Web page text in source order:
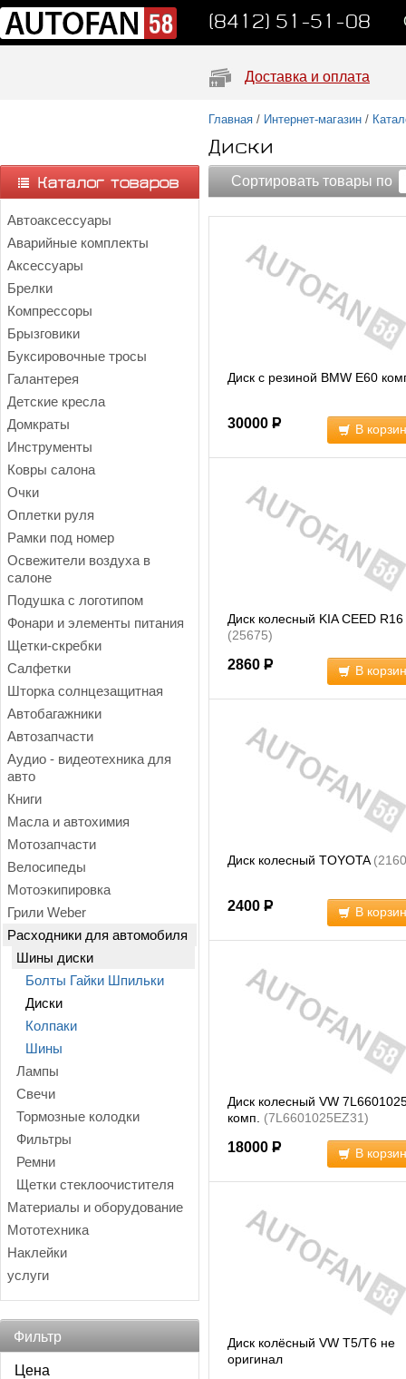
(8412) 51-51-08
Доставка и оплата
Автоаксессуары
Аварийные комплекты
Аксессуары
Брелки
Компрессоры
Брызговики
Буксировочные тросы
Галантерея
Детские кресла
Домкраты
Инструменты
Ковры салона
Очки
Оплетки руля
Рамки под номер
Освежители воздуха в
салоне
Подушка с логотипом
Фонари и элементы питания
Щетки-скребки
Салфетки
Шторка солнцезащитная
Автобагажники
Автозапчасти
Аудио - видеотехника для
авто
Книги
Масла и автохимия
Мотозапчасти
Велосипеды
Мотоэкипировка
Грили Weber
Расходники для автомобиля
Шины диски
Болты Гайки Шпильки
Диски
Колпаки
Шины
Лампы
Свечи
Тормозные колодки
Фильтры
Ремни
Щетки стеклоочистителя
Материалы и оборудование
Мототехника
Наклейки
услуги
Фильтр
Цена
Главная / Интернет-магазин /
Диски
Сортировать товары по
Диск c резиной BMW E60
30000 Р В
Диск колесный KIA CEED
(25675)
2860 Р В
Диск колесный TOYOTA
2400 Р В
Диск колесный VW
комп.
(7L6601025EZ31)
18000 Р В
Диск колёсный VW T5/T6 не
оригинал